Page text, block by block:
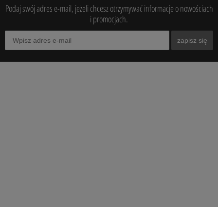
Podaj swój adres e-mail, jeżeli chcesz otrzymywać informacje o nowościach
i promocjach.
zapisz się